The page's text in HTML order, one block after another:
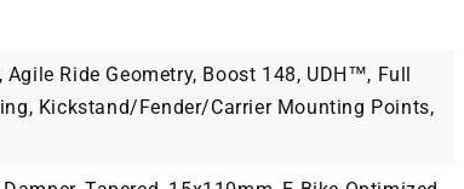
Ride Geometry, Boost 148, UDH™, Full
Kickstand/Fender/Carrier Mounting Points,